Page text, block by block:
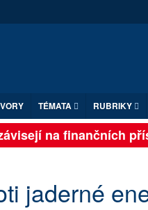
TÉMATA RUBRIKY
na finančních
jaderné